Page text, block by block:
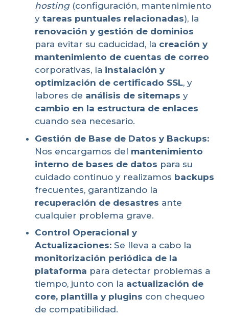
hosting(configuración, mantenimiento
y tareas puntuales relacionadas), la
renovación y gestión de dominios
para evitar su caducidad, la creación y
mantenimiento de cuentas de correo
corporativas, la instalación y
optimización de certificado SSL, y
labores de análisis de sitemaps y
cambio en la estructura de enlaces
cuando sea necesario.
Gestión de Base de Datos y Backups:
Nos encargamos del mantenimiento
interno de bases de datos para su
cuidado continuo y realizamos backups
frecuentes, garantizando la
recuperación de desastres ante
cualquier problema grave.
Control Operacional y
Actualizaciones: Se lleva a cabo la
monitorización periódica de la
plataforma para detectar problemas a
tiempo, junto con la actualización de
core, plantilla y plugins con chequeo
de compatibilidad.